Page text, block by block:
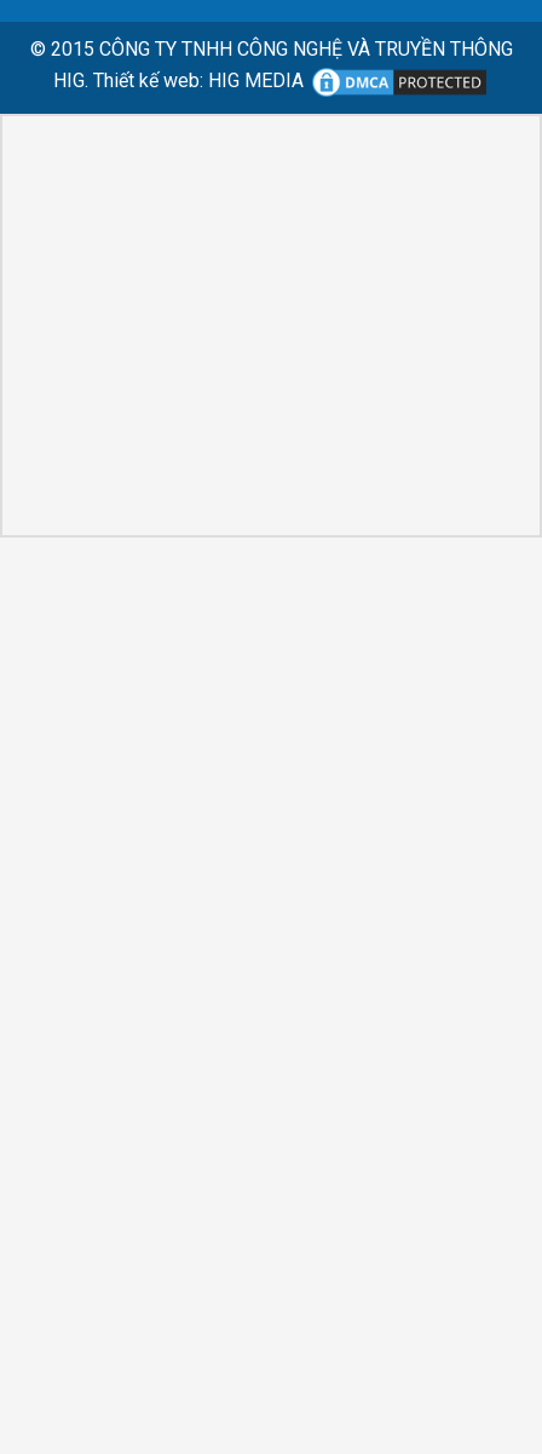
© 2015 CÔNG TY TNHH CÔNG NGHỆ VÀ TRUYỀN THÔNG
HIG. Thiết kế web: HIG MEDIA